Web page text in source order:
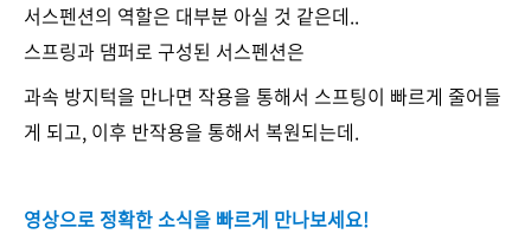
서스펜션의 역할은 대부분 아실 것 같은데..
스프링과 댐퍼로 구성된 서스펜션은
과속 방지턱을 만나면 작용을 통해서 스프팅이 빠르게 줄어들
게 되고, 이후 반작용을 통해서 복원되는데.
영상으로 정확한 소식을 빠르게 만나보세요!